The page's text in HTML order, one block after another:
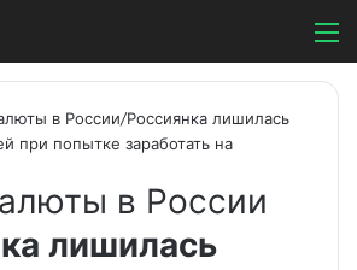
Switch skin
в России/Россиянка лишилась
при попытке заработать на
в России
лишилась